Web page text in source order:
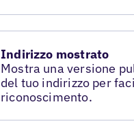
Indirizzo mostrato
Mostra una versione
del tuo indirizzo per
riconoscimento.